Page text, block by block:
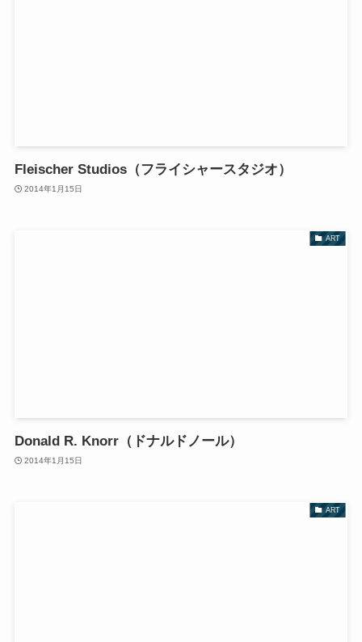
Fleischer Studios（フライシャースタジオ）
2014年1月15日
ART
Donald R. Knorr（ドナルドノール）
2014年1月15日
ART